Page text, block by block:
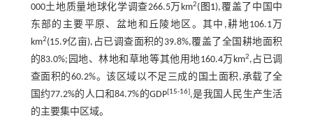
000土地质量地球化学调查266.5万km2( 图1),覆盖了中国中
东部的主要平原、盆地和丘陵地区。其中,耕地106.1万
km2(15.9亿亩),占已调查面积的39.8%,覆盖了全国耕地面积
的83.0%;园地、林地和草地等其他用地160.4万km2,占已调
查面积的60.2%。该区域以不足三成的国土面积,承载了全
国约77.2%的人口和84.7%的GDP[15-16],是我国人民生产生活
的主要集中区域。